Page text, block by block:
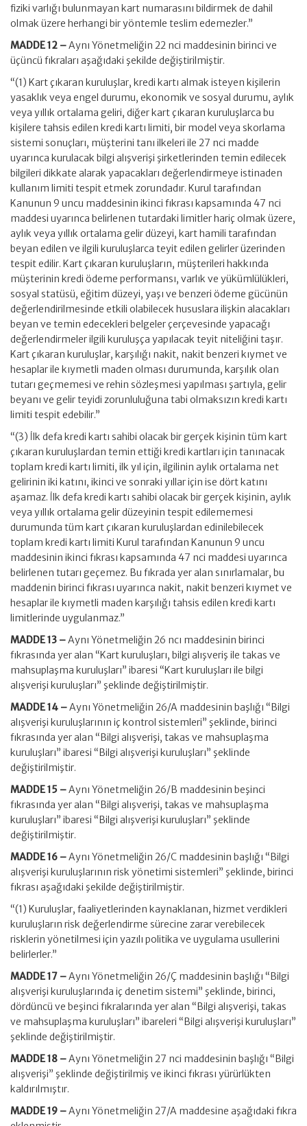
fiziki varlığı bulunmayan kart numarasını bildirmek de dahil
olmak üzere herhangi bir yöntemle teslim edemezler.”
MADDE 12 –Aynı Yönetmeliğin 22 nci maddesinin birinci ve
üçüncü fıkraları aşağıdaki şekilde değiştirilmiştir.
“(1) Kart çıkaran kuruluşlar, kredi kartı almak isteyen kişilerin
yasaklık veya engel durumu, ekonomik ve sosyal durumu, aylık
veya yıllık ortalama geliri, diğer kart çıkaran kuruluşlarca bu
kişilere tahsis edilen kredi kartı limiti, bir model veya skorlama
sistemi sonuçları, müşterini tanı ilkeleri ile 27 nci madde
uyarınca kurulacak bilgi alışverişi şirketlerinden temin edilecek
bilgileri dikkate alarak yapacakları değerlendirmeye istinaden
kullanım limiti tespit etmek zorundadır. Kurul tarafından
Kanunun 9 uncu maddesinin ikinci fıkrası kapsamında 47 nci
maddesi uyarınca belirlenen tutardaki limitler hariç olmak üzere,
aylık veya yıllık ortalama gelir düzeyi, kart hamili tarafından
beyan edilen ve ilgili kuruluşlarca teyit edilen gelirler üzerinden
tespit edilir. Kart çıkaran kuruluşların, müşterileri hakkında
müşterinin kredi ödeme performansı, varlık ve yükümlülükleri,
sosyal statüsü, eğitim düzeyi, yaşı ve benzeri ödeme gücünün
değerlendirilmesinde etkili olabilecek hususlara ilişkin alacakları
beyan ve temin edecekleri belgeler çerçevesinde yapacağı
değerlendirmeler ilgili kuruluşça yapılacak teyit niteliğini taşır.
Kart çıkaran kuruluşlar, karşılığı nakit, nakit benzeri kıymet ve
hesaplar ile kıymetli maden olması durumunda, karşılık olan
tutarı geçmemesi ve rehin sözleşmesi yapılması şartıyla, gelir
beyanı ve gelir teyidi zorunluluğuna tabi olmaksızın kredi kartı
limiti tespit edebilir.”
“(3) İlk defa kredi kartı sahibi olacak bir gerçek kişinin tüm kart
çıkaran kuruluşlardan temin ettiği kredi kartları için tanınacak
toplam kredi kartı limiti, ilk yıl için, ilgilinin aylık ortalama net
gelirinin iki katını, ikinci ve sonraki yıllar için ise dört katını
aşamaz. İlk defa kredi kartı sahibi olacak bir gerçek kişinin, aylık
veya yıllık ortalama gelir düzeyinin tespit edilememesi
durumunda tüm kart çıkaran kuruluşlardan edinilebilecek
toplam kredi kartı limiti Kurul tarafından Kanunun 9 uncu
maddesinin ikinci fıkrası kapsamında 47 nci maddesi uyarınca
belirlenen tutarı geçemez. Bu fıkrada yer alan sınırlamalar, bu
maddenin birinci fıkrası uyarınca nakit, nakit benzeri kıymet ve
hesaplar ile kıymetli maden karşılığı tahsis edilen kredi kartı
limitlerinde uygulanmaz.”
MADDE 13 –Aynı Yönetmeliğin 26 ncı maddesinin birinci
fıkrasında yer alan “Kart kuruluşları, bilgi alışveriş ile takas ve
mahsuplaşma kuruluşları” ibaresi “Kart kuruluşları ile bilgi
alışverişi kuruluşları” şeklinde değiştirilmiştir.
MADDE 14 –Aynı Yönetmeliğin 26/A maddesinin başlığı “Bilgi
alışverişi kuruluşlarının iç kontrol sistemleri” şeklinde, birinci
fıkrasında yer alan “Bilgi alışverişi, takas ve mahsuplaşma
kuruluşları” ibaresi “Bilgi alışverişi kuruluşları” şeklinde
değiştirilmiştir.
MADDE 15 –Aynı Yönetmeliğin 26/B maddesinin beşinci
fıkrasında yer alan “Bilgi alışverişi, takas ve mahsuplaşma
kuruluşları” ibaresi “Bilgi alışverişi kuruluşları” şeklinde
değiştirilmiştir.
MADDE 16 –Aynı Yönetmeliğin 26/C maddesinin başlığı “Bilgi
alışverişi kuruluşlarının risk yönetimi sistemleri” şeklinde, birinci
fıkrası aşağıdaki şekilde değiştirilmiştir.
“(1) Kuruluşlar, faaliyetlerinden kaynaklanan, hizmet verdikleri
kuruluşların risk değerlendirme sürecine zarar verebilecek
risklerin yönetilmesi için yazılı politika ve uygulama usullerini
belirlerler.”
MADDE 17 –Aynı Yönetmeliğin 26/Ç maddesinin başlığı “Bilgi
alışverişi kuruluşlarında iç denetim sistemi” şeklinde, birinci,
dördüncü ve beşinci fıkralarında yer alan “Bilgi alışverişi, takas
ve mahsuplaşma kuruluşları” ibareleri “Bilgi alışverişi kuruluşları”
şeklinde değiştirilmiştir.
MADDE 18 –Aynı Yönetmeliğin 27 nci maddesinin başlığı “Bilgi
alışverişi” şeklinde değiştirilmiş ve ikinci fıkrası yürürlükten
kaldırılmıştır.
MADDE 19 –Aynı Yönetmeliğin 27/A maddesine aşağıdaki fıkra